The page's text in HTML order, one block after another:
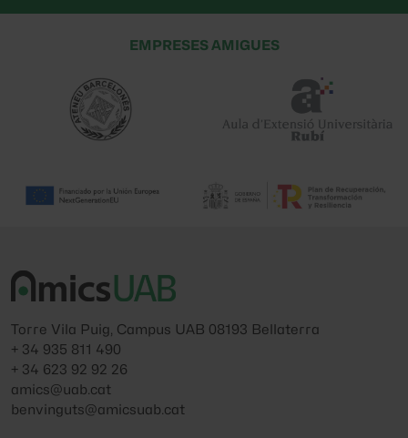
EMPRESES AMIGUES
Torre Vila Puig, Campus UAB 08193 Bellaterra
+ 34 935 811 490
+ 34 623 92 92 26
amics@uab.cat
benvinguts@amicsuab.cat